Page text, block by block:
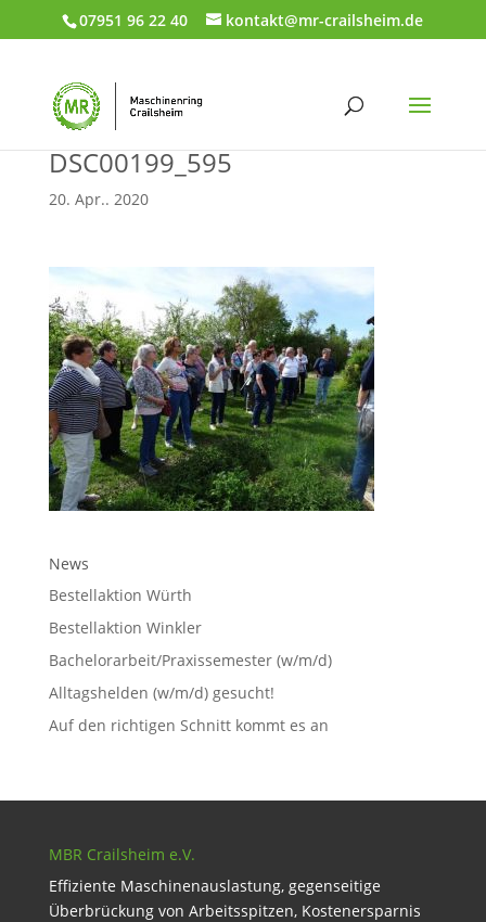
07951 96 22 40 kontakt@mr-crailsheim.de
DSC00199_595
20. Apr.. 2020
News
Bestellaktion Würth
Bestellaktion Winkler
Bachelorarbeit/Praxissemester (w/m/d)
Alltagshelden (w/m/d) gesucht!
Auf den richtigen Schnitt kommt es an
MBR Crailsheim e.V.
Effiziente Maschinenauslastung, gegenseitige
Überbrückung von Arbeitsspitzen, Kostenersparnis